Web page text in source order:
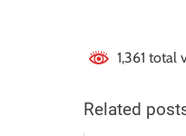
1,361 total
Related